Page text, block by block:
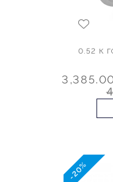
0.52 К
-20%